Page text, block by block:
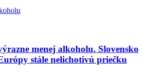
menej alkoholu. Slovensko
stále nelichotivú priečku